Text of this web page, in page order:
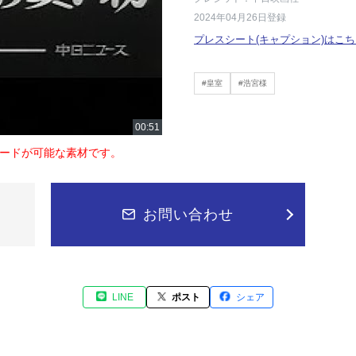
が可能な素材です。
2024年04月26日登録
プレスシート(キャプション)はこ
#皇室 #浩宮様
お問い合わせ
LINE ポスト シェア